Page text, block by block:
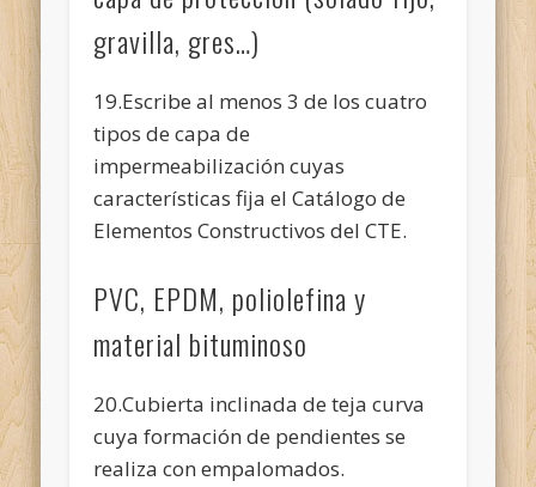
gravilla, gres…)
19.Escribe al menos 3 de los cuatro
tipos de capa de
impermeabilización cuyas
características fija el Catálogo de
Elementos Constructivos del CTE.
PVC, EPDM, poliolefina y
material bituminoso
20.Cubierta inclinada de teja curva
cuya formación de pendientes se
realiza con empalomados.